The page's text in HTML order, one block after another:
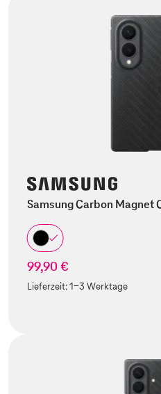
Samsung Carbon Magnet
99,90 €
Lieferzeit:1-3 Werktage